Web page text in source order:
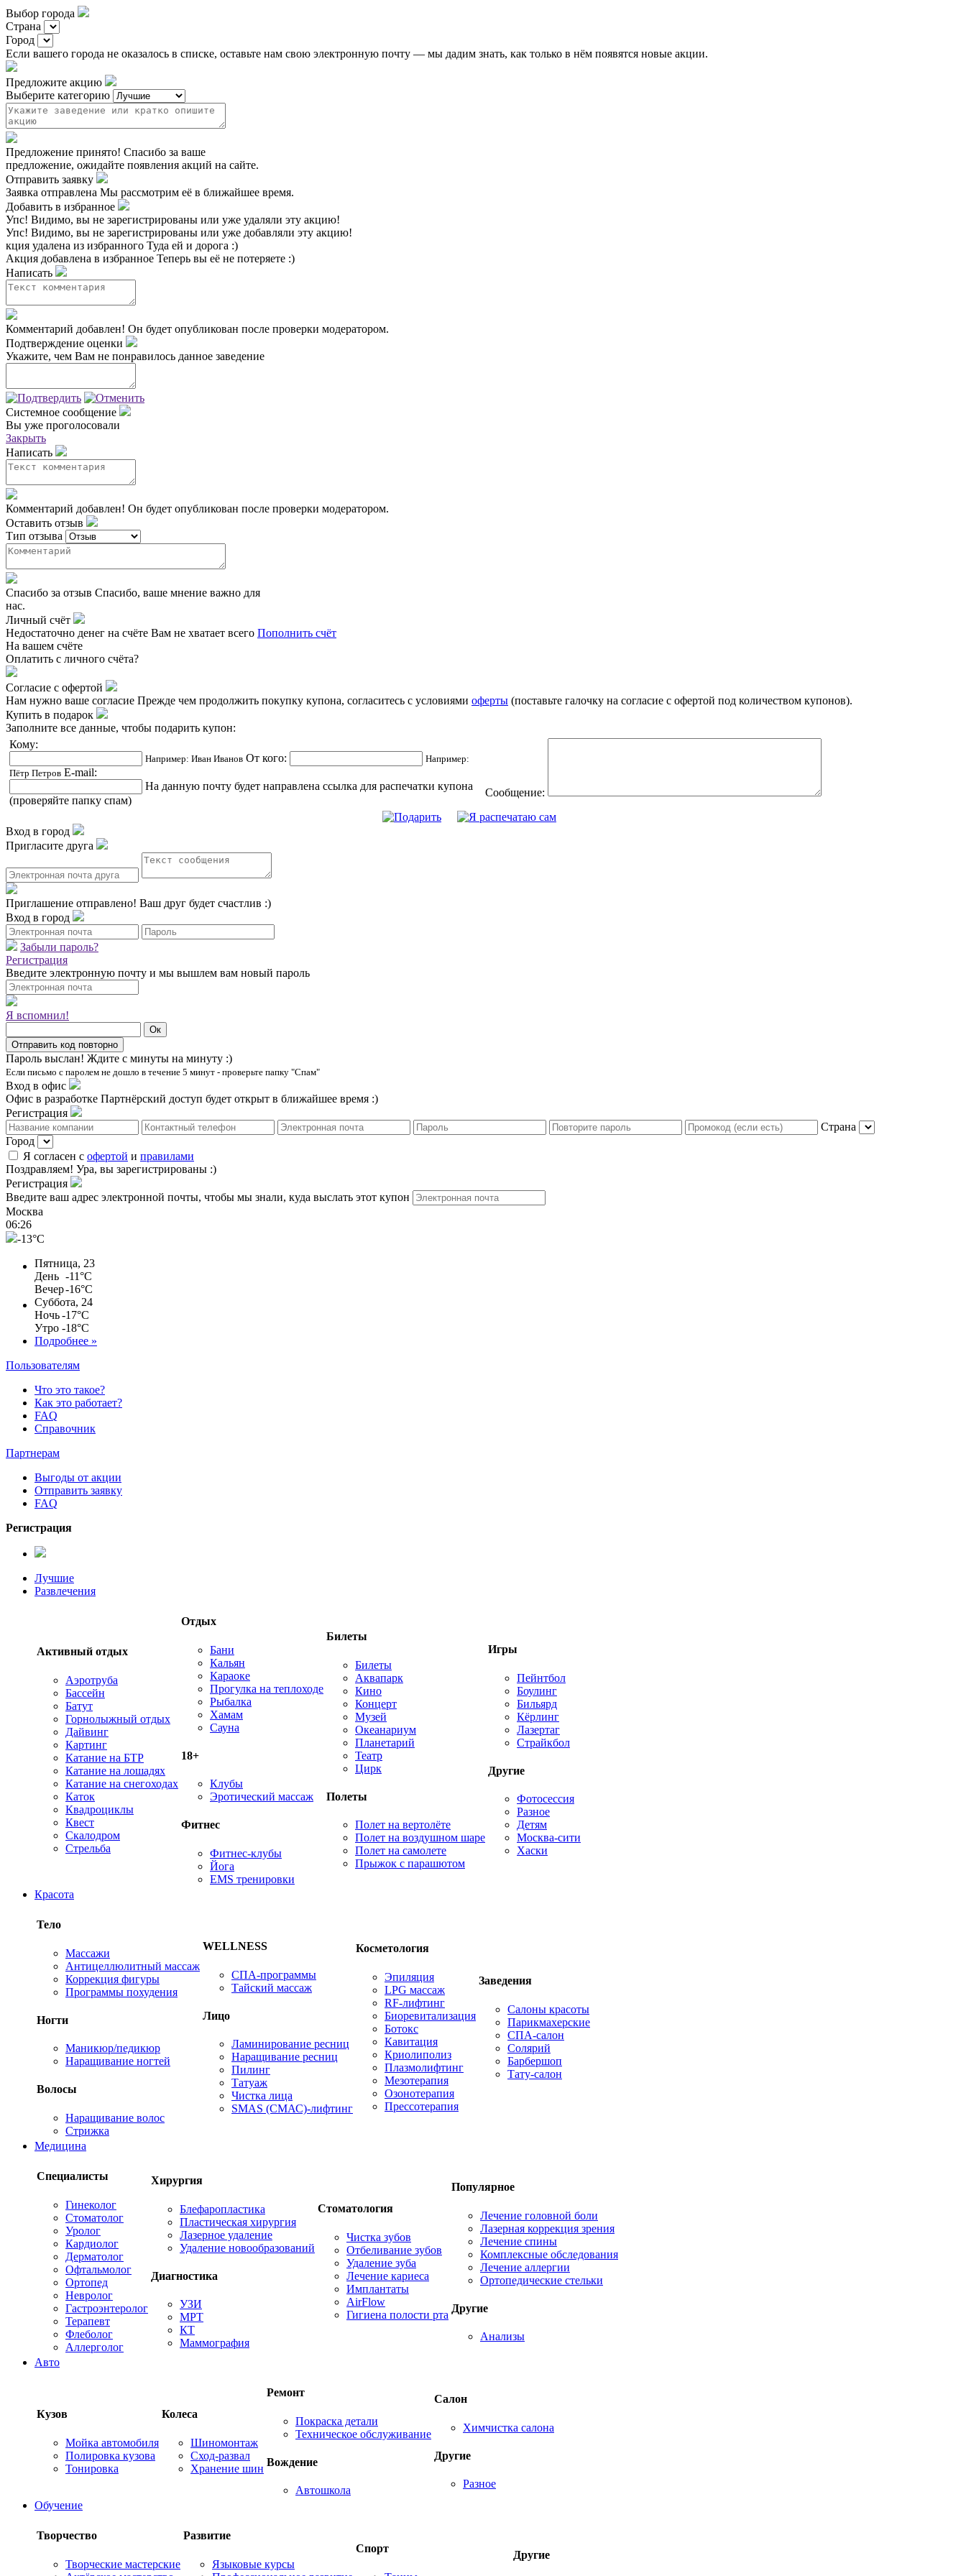
Выбор города
Страна
Город
Если вашего города не оказалось в списке, оставьте нам свою электронную почту — мы дадим знать, как только в нём появятся новые акции.
Предложите акцию
Выберите категорию
Предложение принято! Спасибо за ваше
предложение, ожидайте появления акций на сайте.
Отправить заявку
Заявка отправлена Мы рассмотрим её в ближайшее время.
Добавить в избранное
Упс! Видимо, вы не зарегистрированы или уже удаляли эту акцию!
Упс! Видимо, вы не зарегистрированы или уже добавляли эту акцию!
кция удалена из избранного Туда ей и дорога :)
Акция добавлена в избранное Теперь вы её не потеряете :)
Написать
Комментарий добавлен! Он будет опубликован после проверки модератором.
Подтверждение оценки
Укажите, чем Вам не понравилось данное заведение
Системное сообщение
Вы уже проголосовали
Закрыть
Написать
Комментарий добавлен! Он будет опубликован после проверки модератором.
Оставить отзыв
Тип отзыва
Спасибо за отзыв Спасибо, ваше мнение важно для
нас.
Личный счёт
Недостаточно денег на счёте Вам не хватает всего Пополнить счёт
На вашем счёте
Оплатить с личного счёта?
Согласие с офертой
Нам нужно ваше согласие Прежде чем продолжить покупку купона, согласитесь с условиями оферты (поставьте галочку на согласие с офертой под количеством купонов).
Купить в подарок
Заполните все данные, чтобы подарить купон:
Кому:
Например: Иван Иванов От кого:
Например:
Пётр Петров E-mail:
На данную почту будет направлена ссылка для распечатки купона
(проверяйте папку спам)
Сообщение:
Вход в город
Пригласите друга
Приглашение отправлено! Ваш друг будет счастлив :)
Вход в город
Забыли пароль?
Регистрация
Введите электронную почту и мы вышлем вам новый пароль
Я вспомнил!
Пароль выслан! Ждите с минуты на минуту :)
Если письмо с паролем не дошло в течение 5 минут - проверьте папку "Спам"
Вход в офис
Офис в разработке Партнёрский доступ будет открыт в ближайшее время :)
Регистрация
Страна
Город
Я согласен с офертой и правилами
Поздравляем! Ура, вы зарегистрированы :)
Регистрация
Введите ваш адрес электронной почты, чтобы мы знали, куда выслать этот купон
Москва
06:26
-13°C
Пятница, 23
День -11°C
Вечер-16°C
Суббота, 24
Ночь-17°C
Утро -18°C
Подробнее »
Пользователям
Что это такое?
Как это работает?
FAQ
Справочник
Партнерам
Выгоды от акции
Отправить заявку
FAQ
Регистрация
Лучшие
Развлечения
Активный отдых
Аэротруба
Бассейн
Батут
Горнолыжный отдых
Дайвинг
Картинг
Катание на БТР
Катание на лошадях
Катание на снегоходах
Каток
Квадроциклы
Квест
Скалодром
Стрельба
Отдых
Бани
Кальян
Караоке
Прогулка на теплоходе
Рыбалка
Хамам
Сауна
18+
Клубы
Эротический массаж
Фитнес
Фитнес-клубы
Йога
EMS тренировки
Билеты
Билеты
Аквапарк
Кино
Концерт
Музей
Океанариум
Планетарий
Театр
Цирк
Полеты
Полет на вертолёте
Полет на воздушном шаре
Полет на самолете
Прыжок с парашютом
Игры
Пейнтбол
Боулинг
Бильярд
Кёрлинг
Лазертаг
Страйкбол
Другие
Фотосессия
Разное
Детям
Москва-сити
Хаски
Красота
Тело
Массажи
Антицеллюлитный массаж
Коррекция фигуры
Программы похудения
Ногти
Маникюр/педикюр
Наращивание ногтей
Волосы
Наращивание волос
Стрижка
WELLNESS
СПА-программы
Тайский массаж
Лицо
Ламинирование ресниц
Наращивание ресниц
Пилинг
Татуаж
Чистка лица
SMAS (СМАС)-лифтинг
Косметология
Эпиляция
LPG массаж
RF-лифтинг
Биоревитализация
Ботокс
Кавитация
Криолиполиз
Плазмолифтинг
Мезотерапия
Озонотерапия
Прессотерапия
Заведения
Салоны красоты
Парикмахерские
СПА-салон
Солярий
Барбершоп
Тату-салон
Медицина
Специалисты
Гинеколог
Стоматолог
Уролог
Кардиолог
Дерматолог
Офтальмолог
Ортопед
Невролог
Гастроэнтеролог
Терапевт
Флеболог
Аллерголог
Хирургия
Блефаропластика
Пластическая хирургия
Лазерное удаление
Удаление новообразований
Диагностика
УЗИ
МРТ
КТ
Маммография
Стоматология
Чистка зубов
Отбеливание зубов
Удаление зуба
Лечение кариеса
Имплантаты
AirFlow
Гигиена полости рта
Популярное
Лечение головной боли
Лазерная коррекция зрения
Лечение спины
Комплексные обследования
Лечение аллергии
Ортопедические стельки
Другие
Анализы
Авто
Кузов
Мойка автомобиля
Полировка кузова
Тонировка
Колеса
Шиномонтаж
Сход-развал
Хранение шин
Ремонт
Покраска детали
Техническое обслуживание
Вождение
Автошкола
Салон
Химчистка салона
Другие
Разное
Обучение
Творчество
Творческие мастерские
Развитие
Языковые курсы
Спорт
Другие